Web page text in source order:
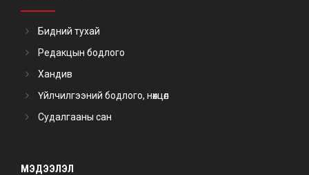
Бидний тухай
Редакцын бодлого
Хандив
Үйлчилгээний бодлого, нөхцөл
Судалгааны сан
МЭДЭЭЛЭЛ